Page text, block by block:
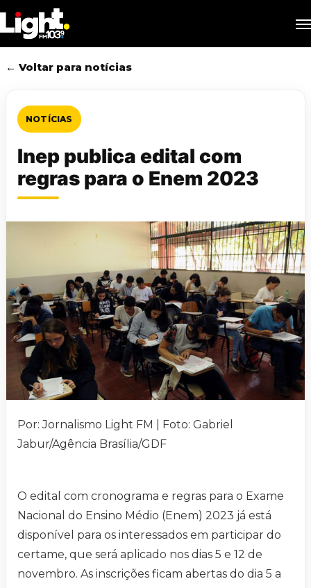
to
main
content
← Voltar para notícias
NOTÍCIAS
Inep publica edital com
regras para o Enem 2023
Por: Jornalismo Light FM | Foto: Gabriel
Jabur/Agência Brasília/GDF
O edital com cronograma e regras para o Exame
Nacional do Ensino Médio (Enem) 2023 já está
disponível para os interessados em participar do
certame, que será aplicado nos dias 5 e 12 de
novembro. As inscrições ficam abertas do dia 5 a